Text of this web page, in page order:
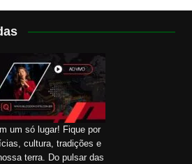
um só lugar! Fique por
cultura, tradições e
terra. Do pulsar das